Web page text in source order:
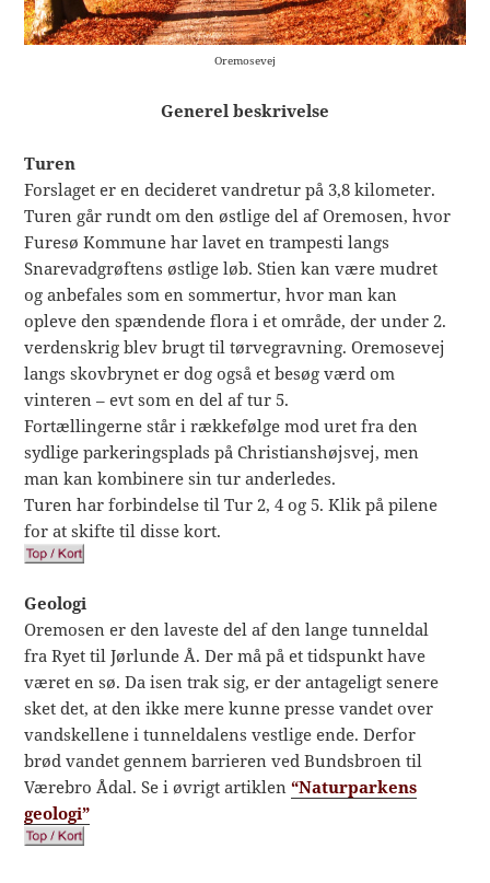
Oremosevej
Generel beskrivelse
Turen
Forslaget er en decideret vandretur på 3,8 kilometer.
Turen går rundt om den østlige del af Oremosen, hvor
Furesø Kommune har lavet en trampesti langs
Snarevadgrøftens østlige løb. Stien kan være mudret
og anbefales som en sommertur, hvor man kan
opleve den spændende flora i et område, der under 2.
verdenskrig blev brugt til tørvegravning. Oremosevej
langs skovbrynet er dog også et besøg værd om
vinteren – evt som en del af tur 5.
Fortællingerne står i rækkefølge mod uret fra den
sydlige parkeringsplads på Christianshøjsvej, men
man kan kombinere sin tur anderledes.
Turen har forbindelse til Tur 2, 4 og 5. Klik på pilene
for at skifte til disse kort.
Geologi
Oremosen er den laveste del af den lange tunneldal
fra Ryet til Jørlunde Å. Der må på et tidspunkt have
været en sø. Da isen trak sig, er der antageligt senere
sket det, at den ikke mere kunne presse vandet over
vandskellene i tunneldalens vestlige ende. Derfor
brød vandet gennem barrieren ved Bundsbroen til
Værebro Ådal. Se i øvrigt artiklen“Naturparkens
geologi”